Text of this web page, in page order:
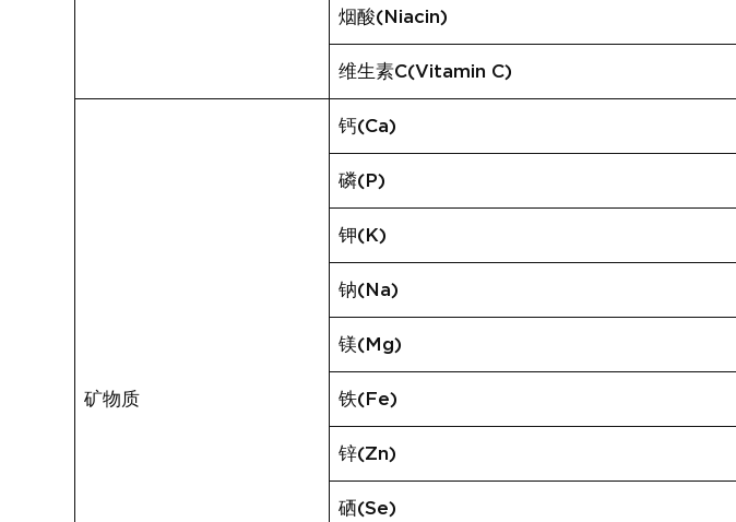
烟酸(Niacin)
维生素C(Vitamin C)
矿物质
钙(Ca)
磷(P)
钾(K)
钠(Na)
镁(Mg)
铁(Fe)
锌(Zn)
硒(Se)